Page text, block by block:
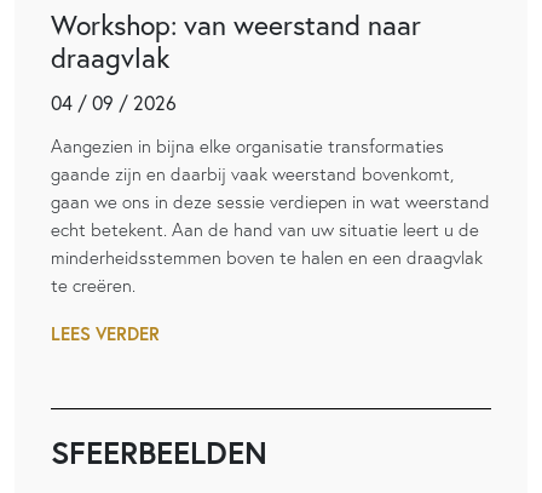
Workshop: van weerstand naar
draagvlak
04 / 09 / 2026
Aangezien in bijna elke organisatie transformaties
gaande zijn en daarbij vaak weerstand bovenkomt,
gaan we ons in deze sessie verdiepen in wat weerstand
echt betekent. Aan de hand van uw situatie leert u de
minderheidsstemmen boven te halen en een draagvlak
te creëren.
LEES VERDER
SFEERBEELDEN